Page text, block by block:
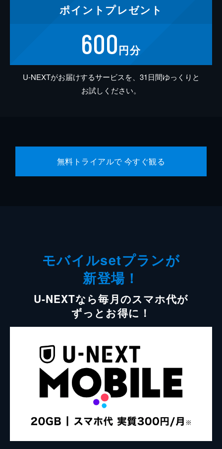
ポイント プレゼント
600円分
U-NEXTがお届けするサービスを、31日間ゆっくりと
お試しください。
無料トライアルで 今すぐ観る
モバイルsetプランが
新登場！
U-NEXTなら毎月のスマホ代が
ずっとお得に！